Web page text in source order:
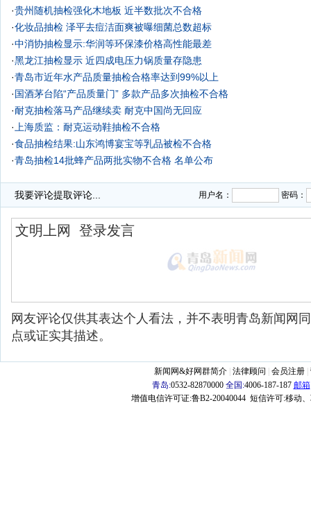
·贵州随机抽检强化木地板 近半数批次不合格
·化妆品抽检 泽平去痘洁面爽被曝细菌总数超标
·中消协抽检显示:华润等环保漆价格高性能最差
·黑龙江抽检显示 近四成电压力锅质量存隐患
·青岛市近年水产品质量抽检合格率达到99%以上
·国酒茅台陷“产品质量门” 多款产品多次抽检不合格
·耐克抽检落马产品继续卖 耐克中国尚无回应
· 上海质监：耐克运动鞋抽检不合格
·食品抽检结果:山东鸿博宴宝等乳品被检不合格
·青岛抽检14批蜂产品两批实物不合格 名单公布
我要评论提取评论... 用户名： 密码：
网友评论仅供其表达个人看法，并不表明青岛新闻网
点或证实其描述。